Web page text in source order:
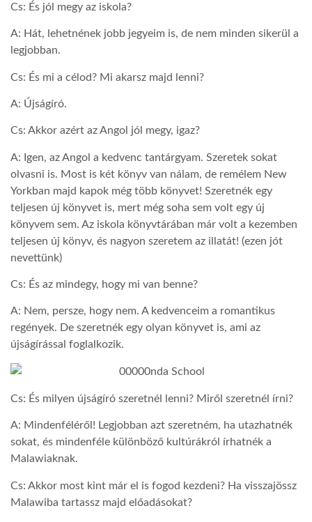
Cs: És jól megy az iskola?
A: Hát, lehetnének jobb jegyeim is, de nem minden sikerül a
legjobban.
Cs: És mi a célod? Mi akarsz majd lenni?
A: Újságíró.
Cs: Akkor azért az Angol jól megy, igaz?
A: Igen, az Angol a kedvenc tantárgyam. Szeretek sokat
olvasni is. Most is két könyv van nálam, de remélem New
Yorkban majd kapok még több könyvet! Szeretnék egy
teljesen új könyvet is, mert még soha sem volt egy új
könyvem sem. Az iskola könyvtárában már volt a kezemben
teljesen új könyv, és nagyon szeretem az illatát! (ezen jót
nevettünk)
Cs: És az mindegy, hogy mi van benne?
A: Nem, persze, hogy nem. A kedvenceim a romantikus
regények. De szeretnék egy olyan könyvet is, ami az
újságírással foglalkozik.
Cs: És milyen újságíró szeretnél lenni? Miről szeretnél írni?
A: Mindenféléről! Legjobban azt szeretném, ha utazhatnék
sokat, és mindenféle különböző kultúrákról írhatnék a
Malawiaknak.
Cs: Akkor most kint már el is fogod kezdeni? Ha visszajössz
Malawiba tartassz majd előadásokat?